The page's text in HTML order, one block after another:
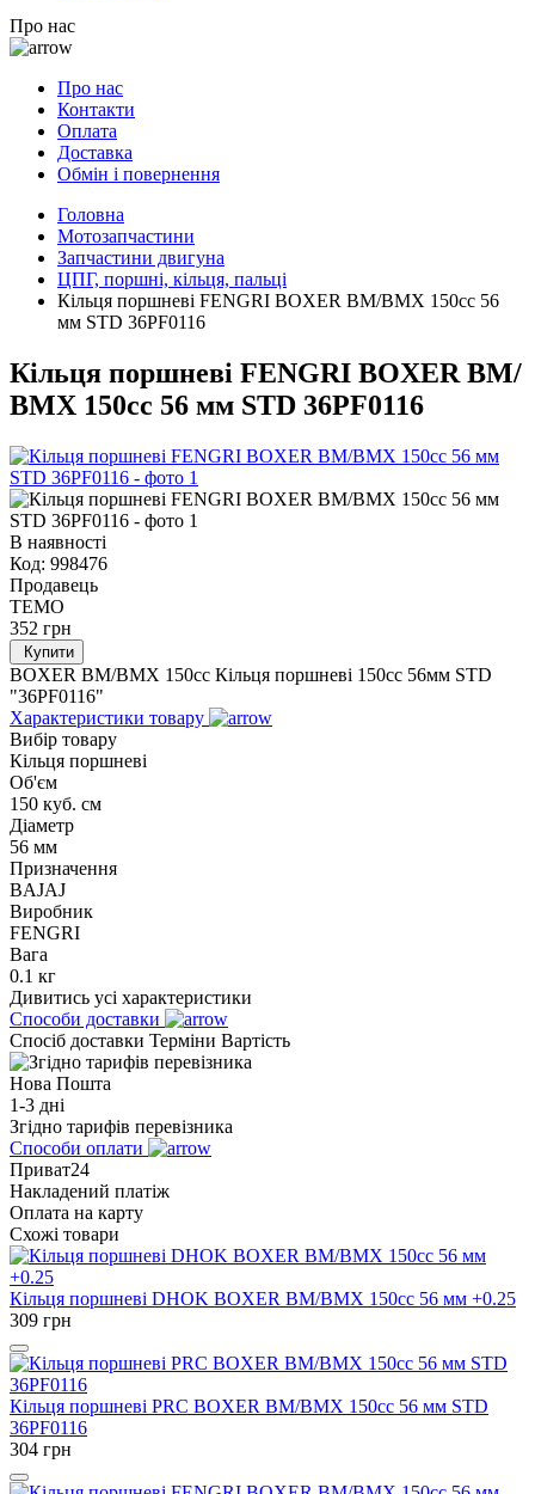
Про нас
Про нас
Контакти
Оплата
Доставка
Обмін і повернення
Головна
Мотозапчастини
Запчастини двигуна
ЦПГ, поршні, кільця, пальці
Кільця поршневі FENGRI BOXER BM/ВМX 150cc 56
мм STD 36PF0116
Кільця поршневі FENGRI BOXER BM/
ВМX 150cc 56 мм STD 36PF0116
В наявності
Код: 998476
Продавець
TEMO
352 грн
Купити
BOXER BM/ВМX 150cc Кільця поршневі 150cc 56мм STD
"36PF0116"
Характеристики товару
Вибір товару
Кільця поршневі
Об'єм
150 куб. см
Діаметр
56 мм
Призначення
BAJAJ
Виробник
FENGRI
Вага
0.1 кг
Дивитись усі характеристики
Способи доставки
Спосіб доставки Терміни Вартість
Нова Пошта
1-3 дні
Згідно тарифів перевізника
Способи оплати
Приват24
Накладений платіж
Оплата на карту
Схожі товари
Кільця поршневі DHOK BOXER BM/ВМX 150cc 56 мм +0.25
309 грн
Кільця поршневі PRC BOXER BM/ВМX 150cc 56 мм STD
36PF0116
304 грн